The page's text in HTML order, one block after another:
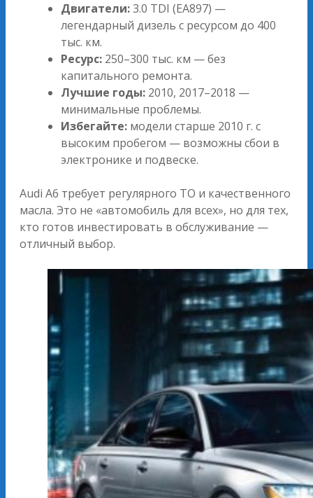
Двигатели:3.0 TDI (EA897) —
легендарный дизель с ресурсом до 400
тыс. км.
Ресурс: 250–300 тыс. км — без
капитального ремонта.
Лучшие годы: 2010, 2017–2018 —
минимальные проблемы.
Избегайте: модели старше 2010 г. с
высоким пробегом — возможны сбои в
электронике и подвеске.
Audi A6 требует регулярного ТО и качественного
масла. Это не «автомобиль для всех», но для тех,
кто готов инвестировать в обслуживание —
отличный выбор.